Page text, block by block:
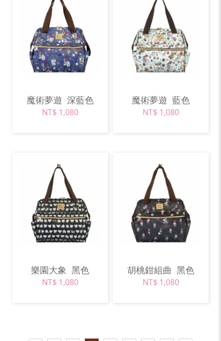
魔術夢遊 深藍色
NT$ 1,080
魔術夢遊 藍色
NT$ 1,080
樂園大象 黑色
NT$ 1,080
胡桃鉗組曲 黑色
NT$ 1,080